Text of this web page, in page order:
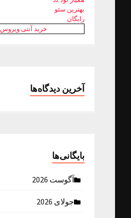
بهترین سئو
رایگان
خرید آنتی ویروس Kaspersky
آخرین دیدگاه‌ها
بایگانی‌ها
آگوست 2026
جولای 2026